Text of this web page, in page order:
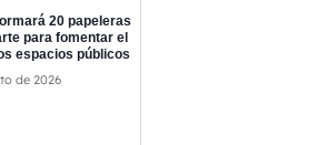
20 papeleras
para fomentar el
espacios públicos
de 2026